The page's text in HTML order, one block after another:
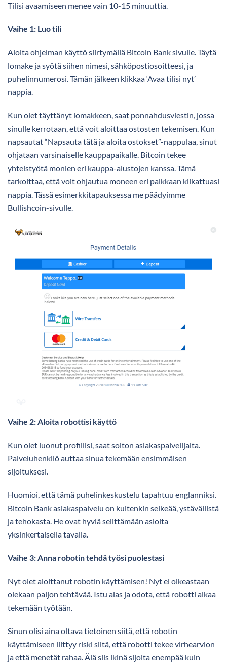
Tilisi avaamiseen menee vain 10-15 minuuttia.
Vaihe 1: Luo tili
Aloita ohjelman käyttö siirtymällä Bitcoin Bank sivulle. Täytä
lomake ja syötä siihen nimesi, sähköpostiosoitteesi, ja
puhelinnumerosi. Tämän jälkeen klikkaa ‘Avaa tilisi nyt’
nappia.
Kun olet täyttänyt lomakkeen, saat ponnahdusviestin, jossa
sinulle kerrotaan, että voit aloittaa ostosten tekemisen. Kun
napsautat “Napsauta tätä ja aloita ostokset”-nappulaa, sinut
ohjataan varsinaiselle kauppapaikalle. Bitcoin tekee
yhteistyötä monien eri kauppa-alustojen kanssa. Tämä
tarkoittaa, että voit ohjautua moneen eri paikkaan klikattuasi
nappia. Tässä esimerkkitapauksessa me päädyimme
Bullishcoin-sivulle.
Vaihe 2: Aloita robottisi käyttö
Kun olet luonut profiilisi, saat soiton asiakaspalvelijalta.
Palveluhenkilö auttaa sinua tekemään ensimmäisen
sijoituksesi.
Huomioi, että tämä puhelinkeskustelu tapahtuu englanniksi.
Bitcoin Bank asiakaspalvelu on kuitenkin selkeää, ystävällistä
ja tehokasta. He ovat hyviä selittämään asioita
yksinkertaisella tavalla.
Vaihe 3: Anna robotin tehdä työsi puolestasi
Nyt olet aloittanut robotin käyttämisen! Nyt ei oikeastaan
olekaan paljon tehtävää. Istu alas ja odota, että robotti alkaa
tekemään työtään.
Sinun olisi aina oltava tietoinen siitä, että robotin
käyttämiseen liittyy riski siitä, että robotti tekee virhearvion
ja että menetät rahaa. Älä siis ikinä sijoita enempää kuin